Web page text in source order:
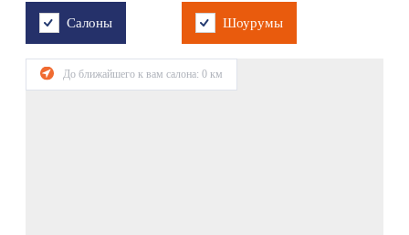
Салоны Шоурумы
До ближайшего к вам салона: 0 км